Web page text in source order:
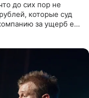
до сих пор не
которые суд
за ущерб ее